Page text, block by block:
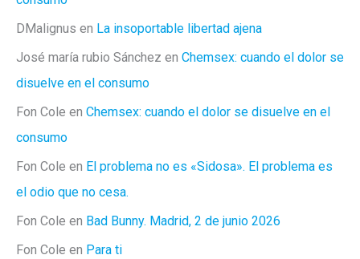
DMalignus en La insoportable libertad ajena
José maría rubio Sánchez en Chemsex: cuando el dolor se
disuelve en el consumo
Fon Cole en Chemsex: cuando el dolor se disuelve en el
consumo
Fon Cole en El problema no es «Sidosa». El problema es
el odio que no cesa.
Fon Cole en Bad Bunny. Madrid, 2 de junio 2026
Fon Cole en Para ti